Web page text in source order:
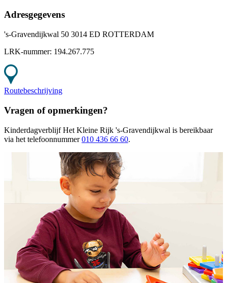
Adresgegevens
's-Gravendijkwal 50 3014 ED ROTTERDAM
LRK-nummer: 194.267.775
Routebeschrijving
Vragen of opmerkingen?
Kinderdagverblijf Het Kleine Rijk 's-Gravendijkwal is bereikbaar
via het telefoonnummer 010 436 66 60.